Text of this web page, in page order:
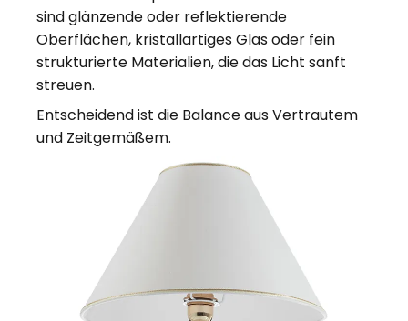
sind glänzende oder reflektierende
Oberflächen, kristallartiges Glas oder fein
strukturierte Materialien, die das Licht sanft
streuen.
Entscheidend ist die Balance aus Vertrautem
und Zeitgemäßem.